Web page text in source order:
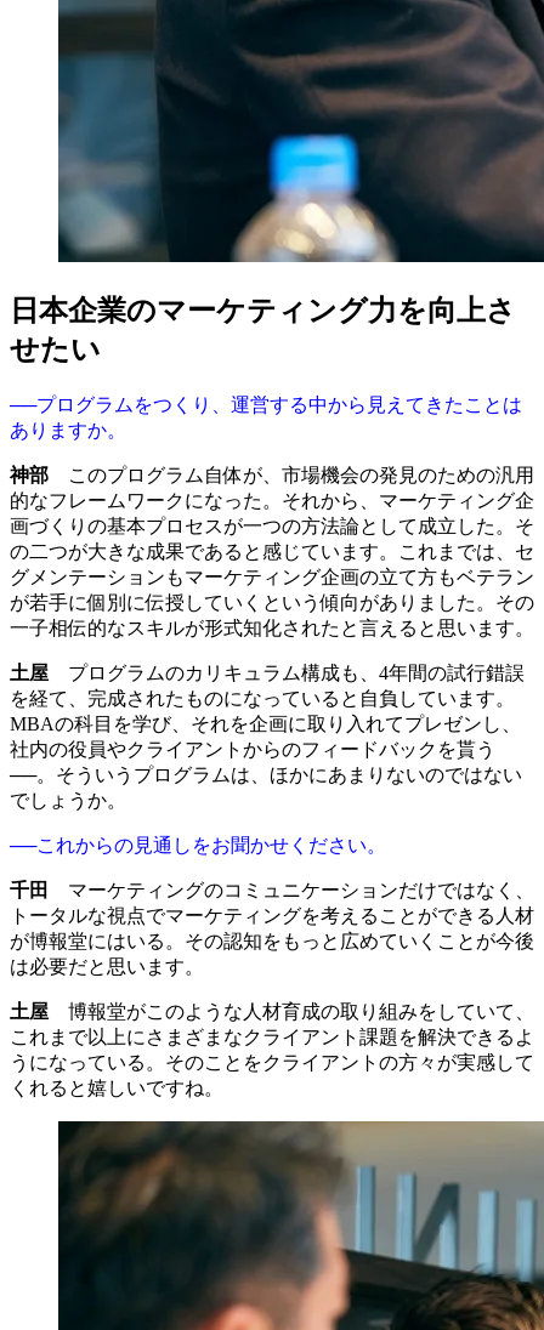
日本企業のマーケティング力を向上さ
せたい
──プログラムをつくり、運営する中から見えてきたことは
ありますか。
神部 このプログラム自体が、市場機会の発見のための汎用
的なフレームワークになった。それから、マーケティング企
画づくりの基本プロセスが一つの方法論として成立した。そ
の二つが大きな成果であると感じています。これまでは、セ
グメンテーションもマーケティング企画の立て方もベテラン
が若手に個別に伝授していくという傾向がありました。その
一子相伝的なスキルが形式知化されたと言えると思います。
土屋 プログラムのカリキュラム構成も、4年間の試行錯誤
を経て、完成されたものになっていると自負しています。
MBAの科目を学び、それを企画に取り入れてプレゼンし、
社内の役員やクライアントからのフィードバックを貰う
──。そういうプログラムは、ほかにあまりないのではない
でしょうか。
──これからの見通しをお聞かせください。
千田
マーケティングのコミュニケーションだけではなく、
トータルな視点でマーケティングを考えることができる人材
が博報堂にはいる。その認知をもっと広めていくことが今後
は必要だと思います。
土屋 博報堂がこのような人材育成の取り組みをしていて、
これまで以上にさまざまなクライアント課題を解決できるよ
うになっている。そのことをクライアントの方々が実感して
くれると嬉しいですね。